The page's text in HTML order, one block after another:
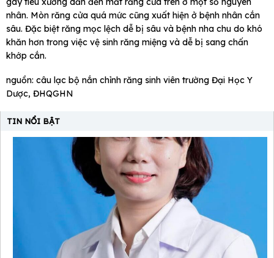
nhân. Mòn răng cửa quá mức cũng xuất hiện ở bệnh nhân cắn
sâu. Đặc biệt răng mọc lệch dễ bị sâu và bệnh nha chu do khó
khăn hơn trong việc vệ sinh răng miệng và dễ bị sang chấn
khớp cắn.
nguồn: câu lạc bộ nắn chỉnh răng sinh viên trường Đại Học Y
Dược, ĐHQGHN
TIN NỔI BẬT